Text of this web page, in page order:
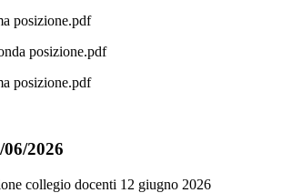
posizione.pdf
posizione.pdf
posizione.pdf
2026
collegio docenti 12 giugno 2026